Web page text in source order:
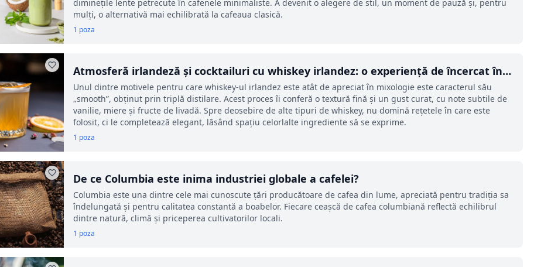
diminețile lente petrecute în cafenele minimaliste. A devenit o alegere de stil, un moment de pauză și, pentru
mulți, o alternativă mai echilibrată la cafeaua clasică.
1 poza
Atmosferă irlandeză și cocktailuri cu whiskey irlandez: o experiență de încercat în
București
Unul dintre motivele pentru care whiskey-ul irlandez este atât de apreciat în mixologie este caracterul său
„smooth”, obținut prin triplă distilare. Acest proces îi conferă o textură fină și un gust curat, cu note subtile de
vanilie, miere și fructe de livadă. Spre deosebire de alte tipuri de whiskey, nu domină rețetele în care este
folosit, ci le completează elegant, lăsând spațiu celorlalte ingrediente să se exprime.
1 poza
De ce Columbia este inima industriei globale a cafelei?
Columbia este una dintre cele mai cunoscute țări producătoare de cafea din lume, apreciată pentru tradiția sa
îndelungată și pentru calitatea constantă a boabelor. Fiecare ceașcă de cafea columbiană reflectă echilibrul
dintre natură, climă și priceperea cultivatorilor locali.
1 poza